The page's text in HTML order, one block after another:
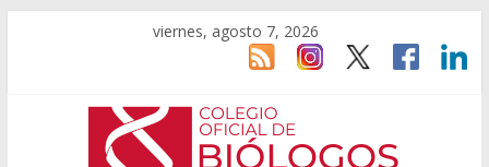
viernes, agosto 7, 2026